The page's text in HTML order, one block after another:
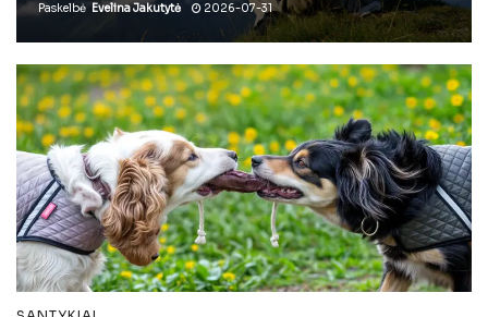
Paskelbė Evelina Jakutytė 2026-07-31